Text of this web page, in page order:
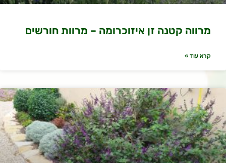
מרווה קטנה זן איזוכרומה – מרוות חורשים
קרא עוד »